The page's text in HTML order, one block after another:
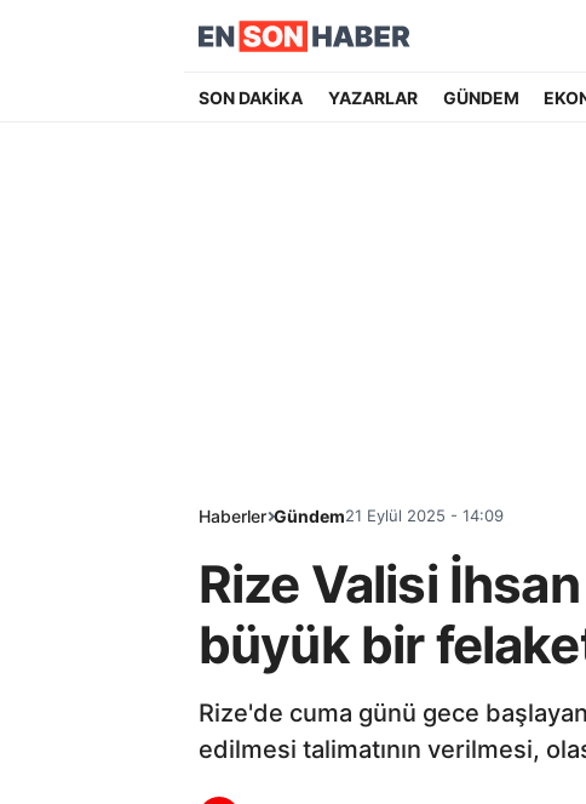
SON DAKİKA YAZARLAR GÜNDEM
Haberler Gündem21 Eylül 2025 - 14:09
Rize Valisi İhsan
büyük bir
Rize'de cuma günü gece
edilmesi talimatının verilmesi,